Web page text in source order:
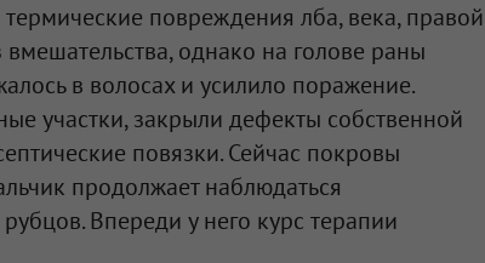
повреждения лба, века, правой
однако на голове раны
в волосах и усилило поражение.
участки, закрыли дефекты собственной
повязки. Сейчас покровы
продолжает наблюдаться
Впереди у него курс терапии